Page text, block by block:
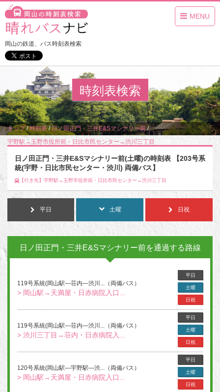
MENU
岡山の鉄道、バス時刻表検索
時刻表検索
トップ/時刻表/日ノ田正門・三井E&Sマシナリー前/
宇野駅→玉野市役所前・日比市民センター→渋川三丁目
日ノ田正門・三井E&Sマシナリー前(土曜)の時刻表 【203号系
統(宇野・日比市民センター・渋川) 両備バス】
【行き先】宇野駅→玉野市役所前・日比市民センター→渋川三丁目
平日 土曜 日祝
日ノ田正門・三井E&Sマシナリー前を通過する路線
119号系統(岡山駅―荘内―渋川...（両備バス）
> 岡山駅→天満屋・日赤病院入口...
平日
土曜
日祝
119号系統(岡山駅―荘内―渋川...（両備バス）
> 渋川三丁目→荘内・日赤病院入...
平日
土曜
日祝
120号系統(岡山駅―宇野駅―渋...（両備バス）
> 岡山駅→天満屋・日赤病院入口...
平日
土曜
日祝